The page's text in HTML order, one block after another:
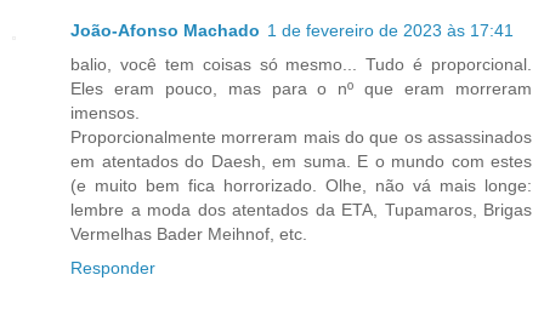
João-Afonso Machado 1 de fevereiro de 2023 às 17:41
balio, você tem coisas só mesmo... Tudo é proporcional.
Eles eram pouco, mas para o nº que eram morreram
imensos.
Proporcionalmente morreram mais do que os assassinados
em atentados do Daesh, em suma. E o mundo com estes
(e muito bem fica horrorizado. Olhe, não vá mais longe:
lembre a moda dos atentados da ETA, Tupamaros, Brigas
Vermelhas Bader Meihnof, etc.
Responder